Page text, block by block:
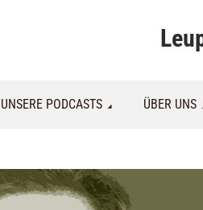
UNSERE PODCASTS ÜBER UNS